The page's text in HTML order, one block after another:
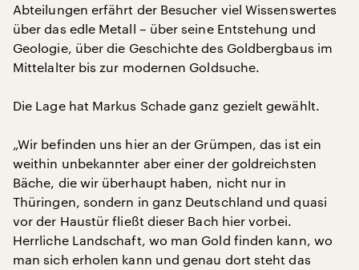
Abteilungen erfährt der Besucher viel Wissenswertes
über das edle Metall – über seine Entstehung und
Geologie, über die Geschichte des Goldbergbaus im
Mittelalter bis zur modernen Goldsuche.
Die Lage hat Markus Schade ganz gezielt gewählt.
„Wir befinden uns hier an der Grümpen, das ist ein
weithin unbekannter aber einer der goldreichsten
Bäche, die wir überhaupt haben, nicht nur in
Thüringen, sondern in ganz Deutschland und quasi
vor der Haustür fließt dieser Bach hier vorbei.
Herrliche Landschaft, wo man Gold finden kann, wo
man sich erholen kann und genau dort steht das